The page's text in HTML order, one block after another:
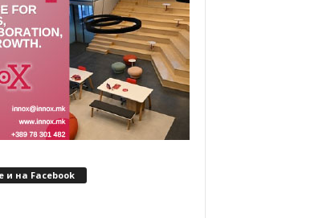
и на Facebook